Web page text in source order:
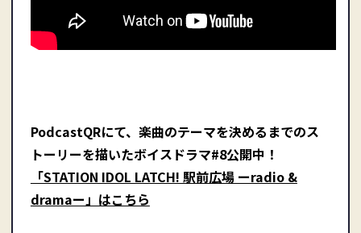
PodcastQRにて、楽曲のテーマを決めるまでのス
トーリーを描いたボイスドラマ#8公開中！
「STATION IDOL LATCH! 駅前広場 ーradio &
dramaー」はこちら